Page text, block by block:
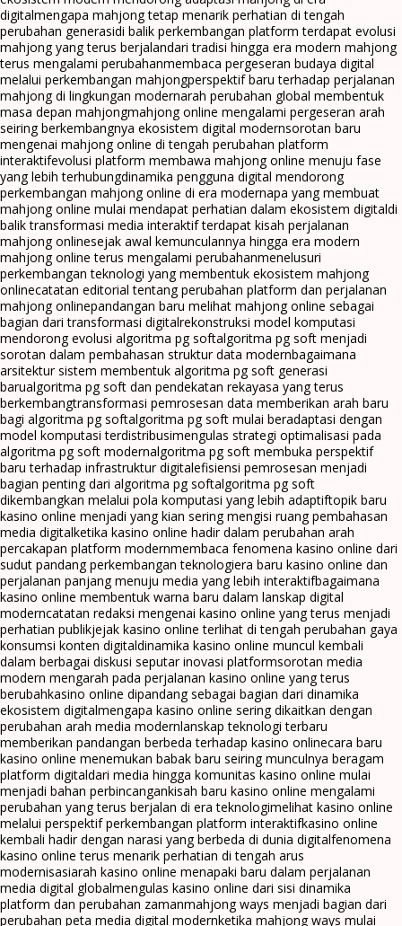
digitalmengapa mahjong tetap menarik perhatian di tengah
perubahan generasidi balik perkembangan platform terdapat evolusi
mahjong yang terus berjalandari tradisi hingga era modern mahjong
terus mengalami perubahanmembaca pergeseran budaya digital
melalui perkembangan mahjongperspektif baru terhadap perjalanan
mahjong di lingkungan modernarah perubahan global membentuk
masa depan mahjongmahjong online mengalami pergeseran arah
seiring berkembangnya ekosistem digital modernsorotan baru
mengenai mahjong online di tengah perubahan platform
interaktifevolusi platform membawa mahjong online menuju fase
yang lebih terhubungdinamika pengguna digital mendorong
perkembangan mahjong online di era modernapa yang membuat
mahjong online mulai mendapat perhatian dalam ekosistem digitaldi
balik transformasi media interaktif terdapat kisah perjalanan
mahjong onlinesejak awal kemunculannya hingga era modern
mahjong online terus mengalami perubahanmenelusuri
perkembangan teknologi yang membentuk ekosistem mahjong
onlinecatatan editorial tentang perubahan platform dan perjalanan
mahjong onlinepandangan baru melihat mahjong online sebagai
bagian dari transformasi digitalrekonstruksi model komputasi
mendorong evolusi algoritma pg softalgoritma pg soft menjadi
sorotan dalam pembahasan struktur data modernbagaimana
arsitektur sistem membentuk algoritma pg soft generasi
barualgoritma pg soft dan pendekatan rekayasa yang terus
berkembangtransformasi pemrosesan data memberikan arah baru
bagi algoritma pg softalgoritma pg soft mulai beradaptasi dengan
model komputasi terdistribusimengulas strategi optimalisasi pada
algoritma pg soft modernalgoritma pg soft membuka perspektif
baru terhadap infrastruktur digitalefisiensi pemrosesan menjadi
bagian penting dari algoritma pg softalgoritma pg soft
dikembangkan melalui pola komputasi yang lebih adaptiftopik baru
kasino online menjadi yang kian sering mengisi ruang pembahasan
media digitalketika kasino online hadir dalam perubahan arah
percakapan platform modernmembaca fenomena kasino online dari
sudut pandang perkembangan teknologiera baru kasino online dan
perjalanan panjang menuju media yang lebih interaktifbagaimana
kasino online membentuk warna baru dalam lanskap digital
moderncatatan redaksi mengenai kasino online yang terus menjadi
perhatian publikjejak kasino online terlihat di tengah perubahan gaya
konsumsi konten digitaldinamika kasino online muncul kembali
dalam berbagai diskusi seputar inovasi platformsorotan media
modern mengarah pada perjalanan kasino online yang terus
berubahkasino online dipandang sebagai bagian dari dinamika
ekosistem digitalmengapa kasino online sering dikaitkan dengan
perubahan arah media modernlanskap teknologi terbaru
memberikan pandangan berbeda terhadap kasino onlinecara baru
kasino online menemukan babak baru seiring munculnya beragam
platform digitaldari media hingga komunitas kasino online mulai
menjadi bahan perbincangankisah baru kasino online mengalami
perubahan yang terus berjalan di era teknologimelihat kasino online
melalui perspektif perkembangan platform interaktifkasino online
kembali hadir dengan narasi yang berbeda di dunia digitalfenomena
kasino online terus menarik perhatian di tengah arus
modernisasiarah kasino online menapaki baru dalam perjalanan
media digital globalmengulas kasino online dari sisi dinamika
platform dan perubahan zamanmahjong ways menjadi bagian dari
perubahan peta media digital modernketika mahjong ways mulai